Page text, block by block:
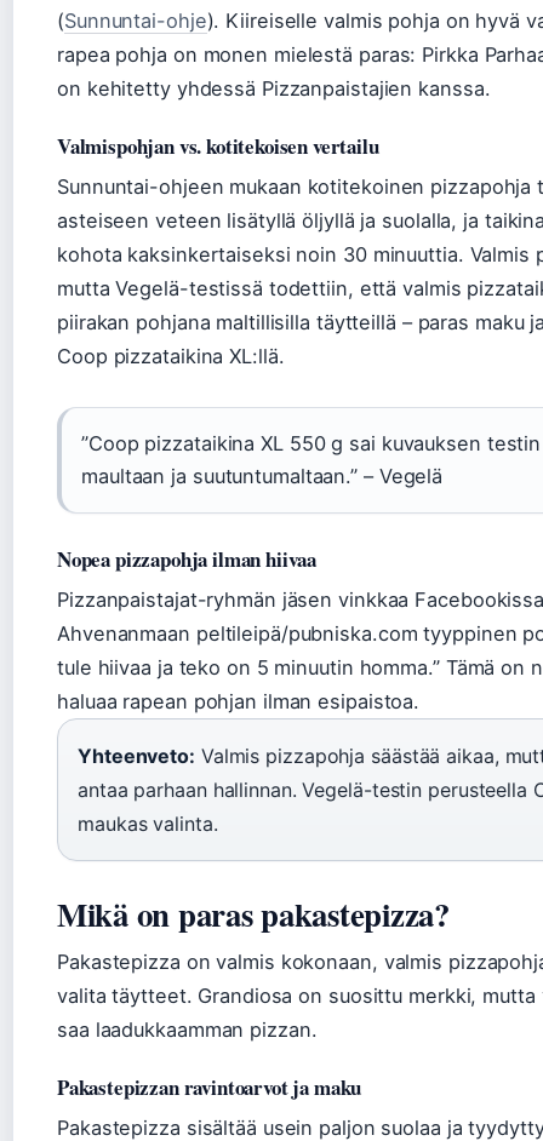
(Sunnuntai-ohje). Kiireiselle valmis pohja on hyvä
rapea pohja on monen mielestä paras: Pirkka
on kehitetty yhdessä Pizzanpaistajien kanssa.
Valmispohjan vs. kotitekoisen vertailu
Sunnuntai-ohjeen mukaan kotitekoinen pizzapohja
asteiseen veteen lisätyllä öljyllä ja suolalla, ja
kohota kaksinkertaiseksi noin 30 minuuttia. Valmis
mutta Vegelä-testissä todettiin, että valmis
piirakan pohjana maltillisilla täytteillä – paras maku
Coop pizzataikina XL:llä.
”Coop pizzataikina XL 550 g sai kuvauksen
maultaan ja suutuntumaltaan.” – Vegelä
Nopea pizzapohja ilman hiivaa
Pizzanpaistajat-ryhmän jäsen vinkkaa
Ahvenanmaan peltileipä/pubniska.com tyyppinen
tule hiivaa ja teko on 5 minuutin homma.” Tämä on
haluaa rapean pohjan ilman esipaistoa.
Yhteenveto: Valmis pizzapohja säästää aikaa,
antaa parhaan hallinnan. Vegelä-testin perusteella
maukas valinta.
Mikä on paras pakastepizza?
Pakastepizza on valmis kokonaan, valmis
valita täytteet. Grandiosa on suosittu merkki, mutta
saa laadukkaamman pizzan.
Pakastepizzan ravintoarvot ja maku
Pakastepizza sisältää usein paljon suolaa ja